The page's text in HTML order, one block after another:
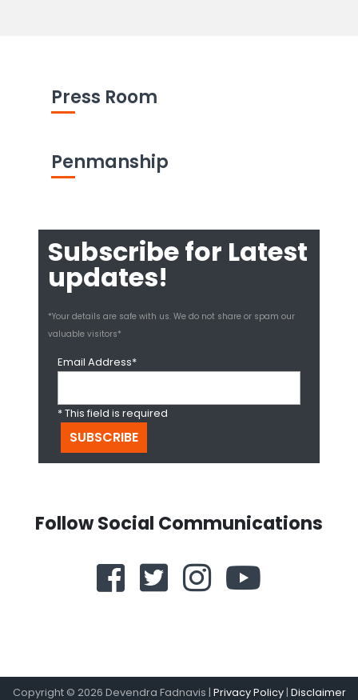
Press Room
Penmanship
Subscribe for Latest
updates!
*Your details are safe with us. We do not share or spam our
valuable visitors*
Email Address*
* This field is required
Follow Social Communications
Copyright © 2026 Devendra Fadnavis | Privacy Policy| Disclaimer